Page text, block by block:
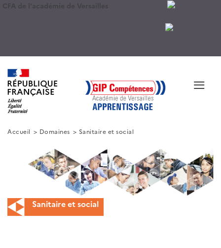
CFA de l'académie de Versailles
≡
Accueil Domaines Sanitaire et social
Sanitaire et social